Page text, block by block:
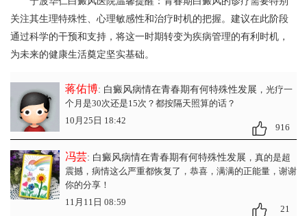
关注其生理特殊性、心理敏感性和治疗时机的把握。建议在此阶段
通过科学的干预和支持，将这一时期转变为疾病管理的有利时机，
为未来的健康生活奠定坚实基础。
蒋佑博: 白癜风病情在青春期有何特殊性发展 ，光疗一
个月是30次还是15次？都按隔天照算的话？
10月25日 18:42
916
冯芸: 白癜风病情在青春期有何特殊性发展 ，真的是超
震撼，病情这么严重都恢复了，恭喜，满满的正能量，谢谢
你的分享！
11月11日 08:59
21